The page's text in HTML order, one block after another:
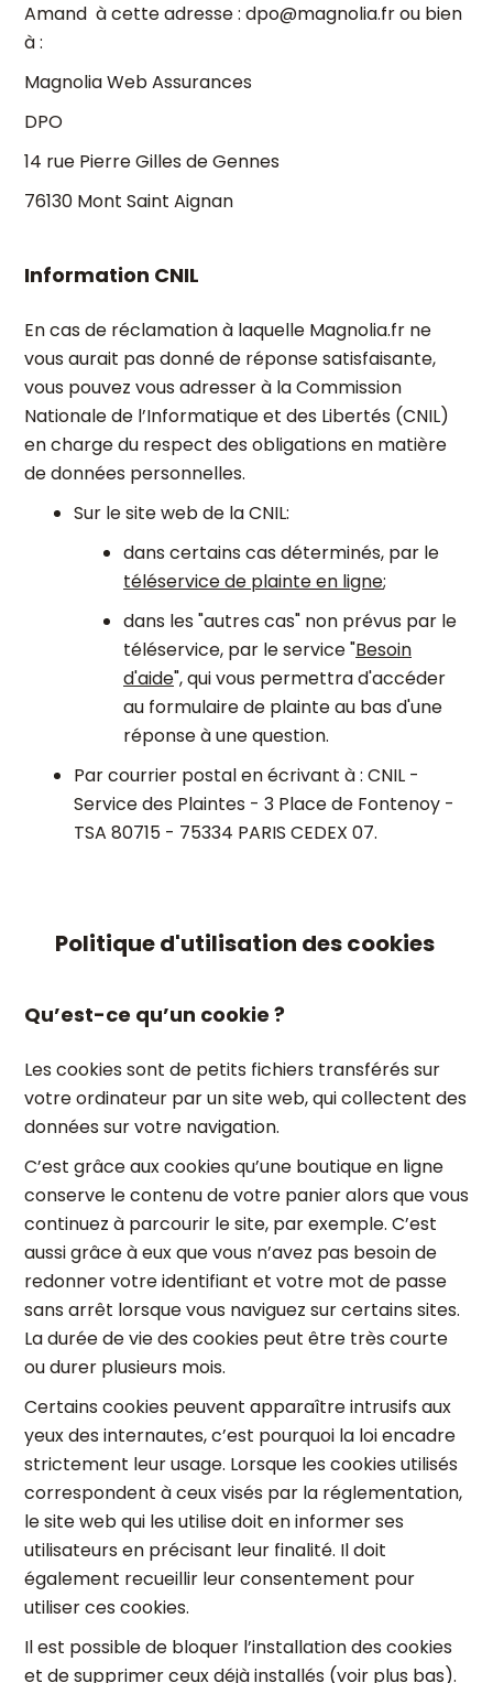
Amand à cette adresse : dpo@magnolia.fr ou bien
à :
Magnolia Web Assurances
DPO
14 rue Pierre Gilles de Gennes
76130 Mont Saint Aignan
Information CNIL
En cas de réclamation à laquelle Magnolia.fr ne
vous aurait pas donné de réponse satisfaisante,
vous pouvez vous adresser à la Commission
Nationale de l’Informatique et des Libertés (CNIL)
en charge du respect des obligations en matière
de données personnelles.
Sur le site web de la CNIL:
dans certains cas déterminés, par le
téléservice de plainte en ligne;
dans les "autres cas" non prévus par le
téléservice, par le service "Besoin
d'aide", qui vous permettra d'accéder
au formulaire de plainte au bas d'une
réponse à une question.
Par courrier postal en écrivant à : CNIL -
Service des Plaintes - 3 Place de Fontenoy -
TSA 80715 - 75334 PARIS CEDEX 07.
Politique d'utilisation des cookies
Qu’est-ce qu’un cookie ?
Les cookies sont de petits fichiers transférés sur
votre ordinateur par un site web, qui collectent des
données sur votre navigation.
C’est grâce aux cookies qu’une boutique en ligne
conserve le contenu de votre panier alors que vous
continuez à parcourir le site, par exemple. C’est
aussi grâce à eux que vous n’avez pas besoin de
redonner votre identifiant et votre mot de passe
sans arrêt lorsque vous naviguez sur certains sites.
La durée de vie des cookies peut être très courte
ou durer plusieurs mois.
Certains cookies peuvent apparaître intrusifs aux
yeux des internautes, c’est pourquoi la loi encadre
strictement leur usage. Lorsque les cookies utilisés
correspondent à ceux visés par la réglementation,
le site web qui les utilise doit en informer ses
utilisateurs en précisant leur finalité. Il doit
également recueillir leur consentement pour
utiliser ces cookies.
Il est possible de bloquer l’installation des cookies
et de supprimer ceux déjà installés (voir plus bas).